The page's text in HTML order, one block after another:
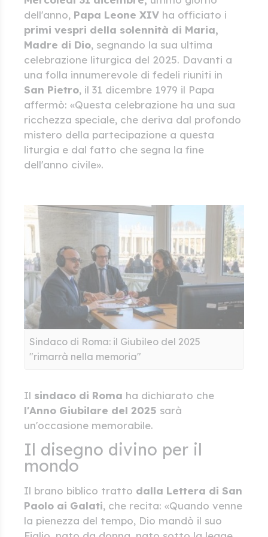
dell'anno, Papa Leone XIV ha officiato i
primi vespri della solennità di Maria,
Madre di Dio, segnando la sua ultima
celebrazione liturgica del 2025. Davanti a
una folla innumerevole di fedeli riuniti in
San Pietro, il 31 dicembre 1979 il Papa
affermò: «Questa celebrazione ha una sua
ricchezza speciale, che deriva dal profondo
mistero della partecipazione a questa
liturgia e dal fatto che segna la fine
dell'anno civile».
Sindaco di Roma: il Giubileo del 2025
"rimarrà nella memoria"
Il sindaco di Roma ha dichiarato che
l'Anno Giubilare del 2025 sarà
un'occasione memorabile.
Il disegno divino per il
mondo
Il brano biblico tratto dalla Lettera di San
Paolo ai Galati, che recita: «Quando venne
la pienezza del tempo, Dio mandò il suo